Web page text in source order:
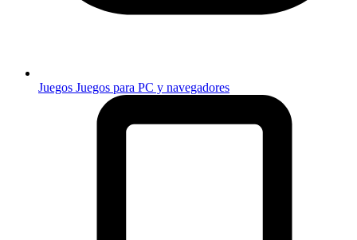
Juegos Juegos para PC y navegadores